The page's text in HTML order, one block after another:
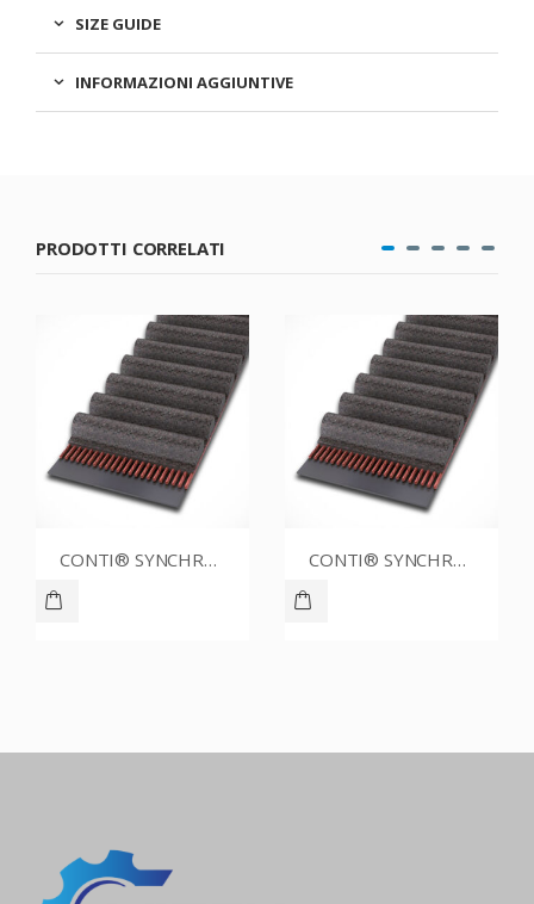
SIZE GUIDE
INFORMAZIONI AGGIUNTIVE
PRODOTTI CORRELATI
CONTI® SYNCHROBELT 90XL025 CONTI® SYNCHROBELT 88XL-400 CUSTOM